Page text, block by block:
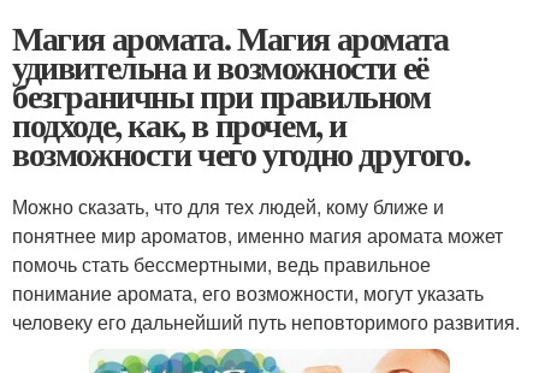
Магия аромата. Магия аромата
удивительна и возможности её
безграничны при правильном
подходе, как, в прочем, и
возможности чего угодно другого.
Можно сказать, что для тех людей, кому ближе и
понятнее мир ароматов, именно магия аромата может
помочь стать бессмертными, ведь правильное
понимание аромата, его возможности, могут указать
человеку его дальнейший путь неповторимого развития.